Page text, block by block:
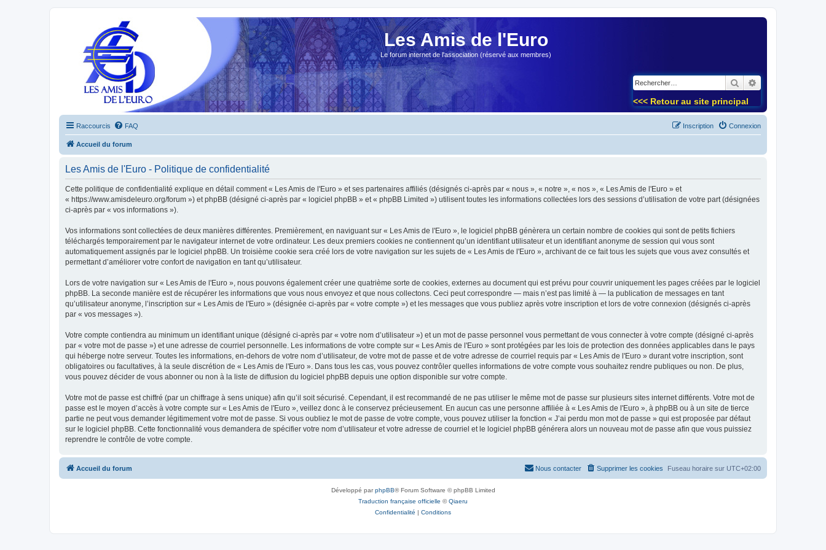
Les Amis de l'Euro
Le forum internet de l'association (réservé aux membres)
Rechercher
<<< Retour au site principal
Raccourcis FAQ Connexion
Inscription
Accueil du forum
Les Amis de l'Euro - Politique de confidentialité
Cette politique de confidentialité explique en détail comment « Les Amis de l'Euro » et ses partenaires affiliés (désignés ci-après par « nous », « notre », « nos », « Les Amis de l'Euro » et
« https://www.amisdeleuro.org/forum ») et phpBB (désigné ci-après par « logiciel phpBB » et « phpBB Limited ») utilisent toutes les informations collectées lors des sessions d’utilisation de votre part (désignées
ci-après par « vos informations »).
Vos informations sont collectées de deux manières différentes. Premièrement, en naviguant sur « Les Amis de l'Euro », le logiciel phpBB génèrera un certain nombre de cookies qui sont de petits fichiers
téléchargés temporairement par le navigateur internet de votre ordinateur. Les deux premiers cookies ne contiennent qu’un identifiant utilisateur et un identifiant anonyme de session qui vous sont
automatiquement assignés par le logiciel phpBB. Un troisième cookie sera créé lors de votre navigation sur les sujets de « Les Amis de l'Euro », archivant de ce fait tous les sujets que vous avez consultés et
permettant d’améliorer votre confort de navigation en tant qu’utilisateur.
Lors de votre navigation sur « Les Amis de l'Euro », nous pouvons également créer une quatrième sorte de cookies, externes au document qui est prévu pour couvrir uniquement les pages créées par le logiciel
phpBB. La seconde manière est de récupérer les informations que vous nous envoyez et que nous collectons. Ceci peut correspondre — mais n’est pas limité à — la publication de messages en tant
qu’utilisateur anonyme, l’inscription sur « Les Amis de l'Euro » (désignée ci-après par « votre compte ») et les messages que vous publiez après votre inscription et lors de votre connexion (désignés ci-après
par « vos messages »).
Votre compte contiendra au minimum un identifiant unique (désigné ci-après par « votre nom d’utilisateur ») et un mot de passe personnel vous permettant de vous connecter à votre compte (désigné ci-après
par « votre mot de passe ») et une adresse de courriel personnelle. Les informations de votre compte sur « Les Amis de l'Euro » sont protégées par les lois de protection des données applicables dans le pays
qui héberge notre serveur. Toutes les informations, en-dehors de votre nom d’utilisateur, de votre mot de passe et de votre adresse de courriel requis par « Les Amis de l'Euro » durant votre inscription, sont
obligatoires ou facultatives, à la seule discrétion de « Les Amis de l'Euro ». Dans tous les cas, vous pouvez contrôler quelles informations de votre compte vous souhaitez rendre publiques ou non. De plus,
vous pouvez décider de vous abonner ou non à la liste de diffusion du logiciel phpBB depuis une option disponible sur votre compte.
Votre mot de passe est chiffré (par un chiffrage à sens unique) afin qu’il soit sécurisé. Cependant, il est recommandé de ne pas utiliser le même mot de passe sur plusieurs sites internet différents. Votre mot de
passe est le moyen d’accès à votre compte sur « Les Amis de l'Euro », veillez donc à le conservez précieusement. En aucun cas une personne affiliée à « Les Amis de l'Euro », à phpBB ou à un site de tierce
partie ne peut vous demander légitimement votre mot de passe. Si vous oubliez le mot de passe de votre compte, vous pouvez utiliser la fonction « J’ai perdu mon mot de passe » qui est proposée par défaut
sur le logiciel phpBB. Cette fonctionnalité vous demandera de spécifier votre nom d’utilisateur et votre adresse de courriel et le logiciel phpBB générera alors un nouveau mot de passe afin que vous puissiez
reprendre le contrôle de votre compte.
Accueil du forum Fuseau horaire sur UTC+02:00
Supprimer les cookies
Nous contacter
Développé parphpBB® Forum Software © phpBB Limited
Traduction française officielle ©Qiaeru
Confidentialité | Conditions